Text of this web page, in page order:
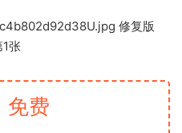
免费